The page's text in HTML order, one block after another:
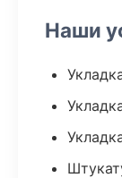
Наши